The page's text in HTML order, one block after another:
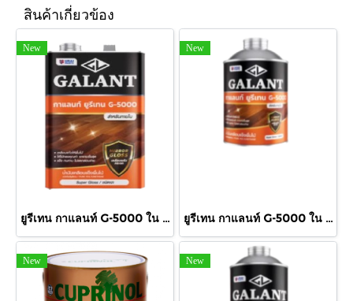
สินค้าเกี่ยวข้อง
New
ยูรีเทน กาแลนท์ G-5000 ใน กล.
New
ยูรีเทน กาแลนท์ G-5000 ใน 460cc.
New New